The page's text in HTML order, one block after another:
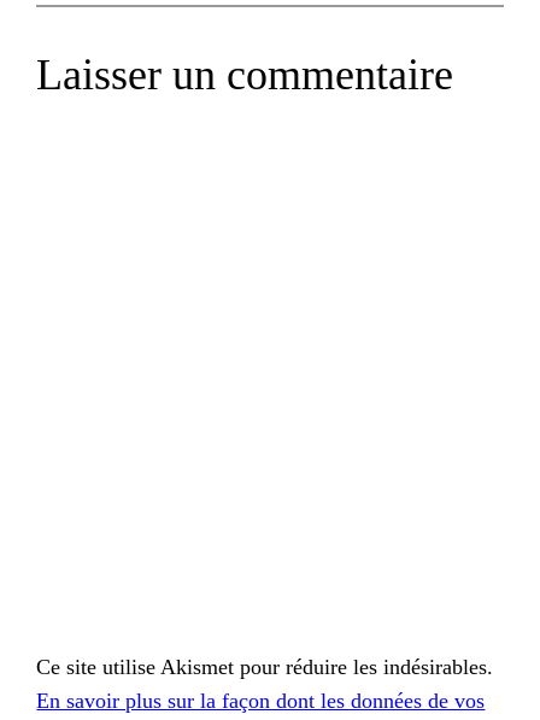
Laisser un commentaire
Ce site utilise Akismet pour réduire les indésirables.
En savoir plus sur la façon dont les données de vos